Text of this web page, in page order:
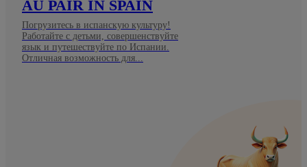
AU PAIR IN SPAIN
Погрузитесь в испанскую культуру!
Работайте с детьми, совершенствуйте
язык и путешествуйте по Испании.
Отличная возможность для...